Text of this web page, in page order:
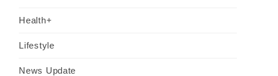
Health+
Lifestyle
News Update